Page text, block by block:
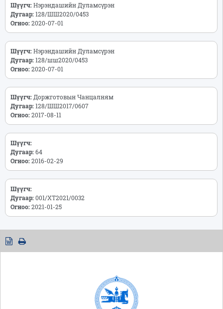
Шүүгч:Нэрэндашийн Дуламсүрэн
Дугаар:128/ШШ2020/0453
Огноо:2020-07-01
Шүүгч:Нэрэндашийн Дуламсүрэн
Дугаар:128/шш2020/0453
Огноо:2020-07-01
Шүүгч: Доржготовын Чанцалням
Дугаар:128/ШШ2017/0607
Огноо:2017-08-11
Шүүгч:
Дугаар:64
Огноо:2016-02-29
Шүүгч:
Дугаар:001/ХТ2021/0032
Огноо:2021-01-25